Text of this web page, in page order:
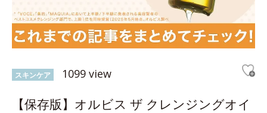
スキンケア 1099 view
【保存版】オルビス ザ クレンジングオイ